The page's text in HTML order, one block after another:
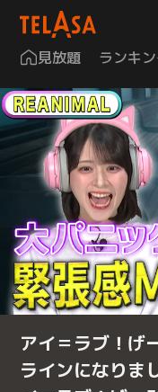
見放題 ランキ
アイ＝ラブ！げ
ラインになりま